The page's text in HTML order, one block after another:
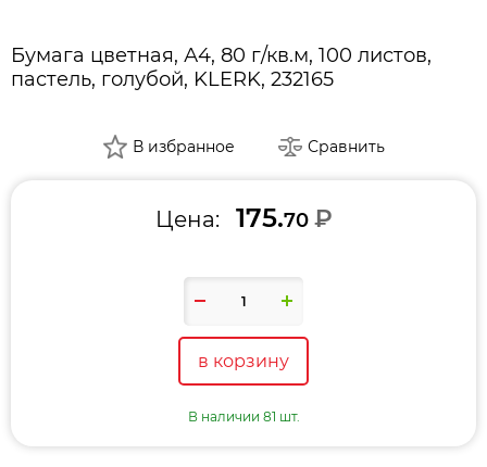
Бумага цветная, А4, 80 г/кв.м, 100 листов,
пастель, голубой, KLERK, 232165
В избранное Сравнить
Цена: 175.70 ₽
в корзину
В наличии 81 шт.